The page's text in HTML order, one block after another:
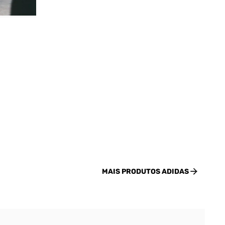
MAIS PRODUTOSADIDAS